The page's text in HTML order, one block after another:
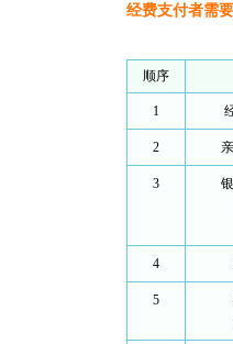
经费支付者需
顺序
1
2
3
4
5